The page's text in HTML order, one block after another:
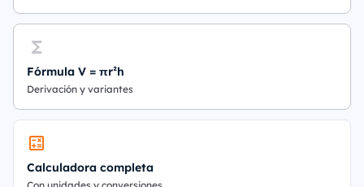
Fórmula V = πr²h
Derivación y variantes
Calculadora completa